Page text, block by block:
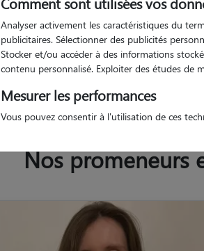
Indiquez vos dates
Nos promeneurs
Analyser activement les caractéristiques du
publicitaires. Sélectionner des publicités
Stocker et/ou accéder à des informations
contenu personnalisé. Exploiter des études de
Mesurer les performances
Vous pouvez consentir à l'utilisation de ces